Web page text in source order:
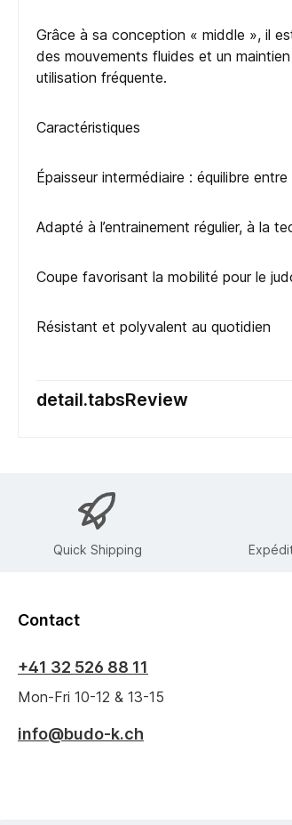
Grâce à sa conception « middle », il
des mouvements fluides et un
utilisation fréquente.
Caractéristiques
Épaisseur intermédiaire : équilibre
Adapté à l’entrainement régulier, à la
Coupe favorisant la mobilité pour le
Résistant et polyvalent au quotidien
detail.tabsReview
Quick Shipping
Contact
+41 32 526 88 11
Mon-Fri 10-12 & 13-15
info@budo-k.ch